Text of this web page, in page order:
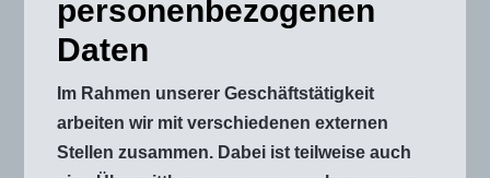
personenbezogenen
Daten
Im Rahmen unserer Geschäftstätigkeit
arbeiten wir mit verschiedenen externen
Stellen zusammen. Dabei ist teilweise auch